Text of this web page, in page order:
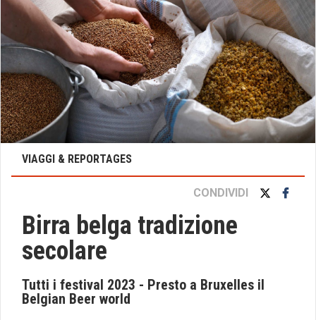
VIAGGI & REPORTAGES
CONDIVIDI
Birra belga tradizione
secolare
Tutti i festival 2023 - Presto a Bruxelles il
Belgian Beer world